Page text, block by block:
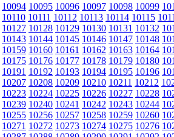
10094 10095 10096 10097 10098 10099
10110 10111 10112 10113 10114 10115
10127 10128 10129 10130 10131 10132
10143 10144 10145 10146 10147 10148
10159 10160 10161 10162 10163 10164
10175 10176 10177 10178 10179 10180
10191 10192 10193 10194 10195 10196
10207 10208 10209 10210 10211 10212
10223 10224 10225 10226 10227 10228
10239 10240 10241 10242 10243 10244
10255 10256 10257 10258 10259 10260
10271 10272 10273 10274 10275 10276